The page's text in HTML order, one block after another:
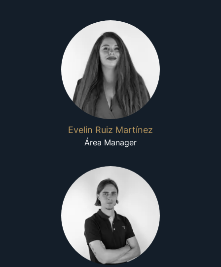
Evelin Ruiz Martínez
Área Manager